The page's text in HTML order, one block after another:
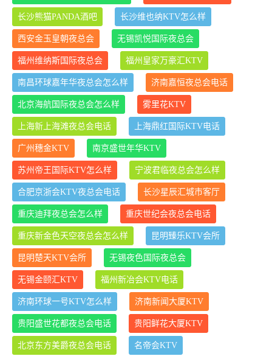
长沙熊猫PANDA酒吧 长沙维也纳KTV怎么样
西安金玉皇朝夜总会 无锡凯悦国际夜总会
福州维纳斯国际夜总会 福州皇家万豪汇KTV
南昌环球嘉年华夜总会怎么样 济南嘉恒夜总会电话
北京海航国际夜总会怎么样 雾里花KTV
上海新上海滩夜总会电话 上海鼎红国际KTV电话
广州穗金KTV 南京盛世年华KTV
苏州帝王国际KTV怎么样 宁波君临夜总会怎么样
合肥京浙会KTV夜总会电话 长沙星辰汇城市客厅
重庆迪拜夜总会怎么样 重庆世纪会夜总会电话
重庆新金色天空夜总会怎么样 昆明臻乐KTV会所
昆明楚天KTV会所 无锡夜色国际夜总会
无锡金颐汇KTV 福州新冶会KTV电话
济南环球一号KTV怎么样 济南新闻大厦KTV
贵阳盛世花都夜总会电话 贵阳鲜花大厦KTV
北京东方美爵夜总会电话 名帝会KTV